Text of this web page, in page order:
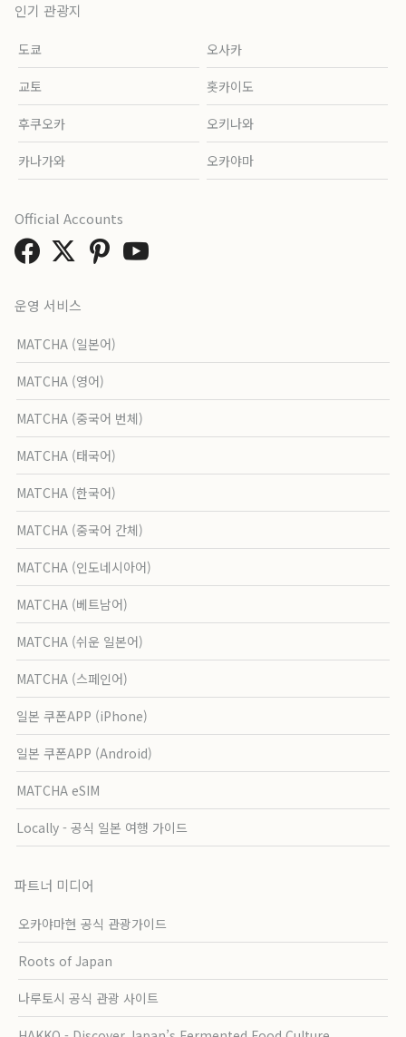
인기 관광지
도쿄 오사카
교토 홋카이도
후쿠오카 오키나와
카나가와 오카야마
운영 서비스
MATCHA (일본어)
MATCHA (영어)
MATCHA (중국어 번체)
MATCHA (태국어)
MATCHA (한국어)
MATCHA (중국어 간체)
MATCHA (인도네시아어)
MATCHA (베트남어)
MATCHA (쉬운 일본어)
MATCHA (스페인어)
일본 쿠폰APP (iPhone)
일본 쿠폰APP (Android)
MATCHA eSIM
Locally - 공식 일본 여행 가이드
파트너 미디어
오카야마현 공식 관광가이드
Roots of Japan
나루토시 공식 관광 사이트
Official Accounts